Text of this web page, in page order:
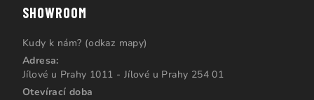
SHOWROOM
Kudy k nám? (odkaz mapy)
Adresa:
Jílové u Prahy 1011 - Jílové u Prahy 254 01
Otevírací doba